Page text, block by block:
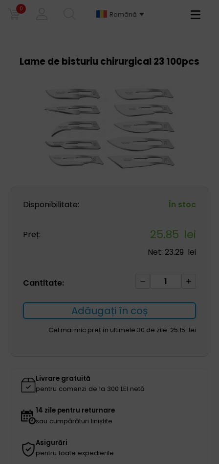
0
Română
Primary
Lame de bisturiu chirurgical 23 100pcs
Disponibilitate: În stoc
Preț: 25.85 lei
Net: 23.29 lei
Cantitate:
Cantitate
de
chirurgical
Adăugați în coș
Cel mai mic preț în ultimele 30 de zile: 25.15 lei
Livrare gratuită
pentru comenzi de la 300 LEI netă
14 zile pentru returnare
sau cumpărături liniștite
Asigurări
pentru toate expedierile